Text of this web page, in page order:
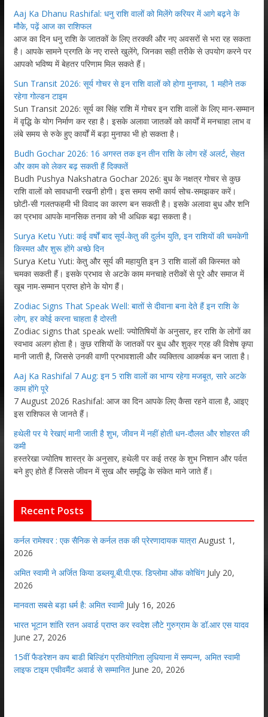
Aaj Ka Dhanu Rashifal: धनु राशि वालों को मिलेंगे करियर में आगे बढ़ने के
मौके, पढ़ें आज का राशिफल
आज का दिन धनु राशि के जातकों के लिए तरक्की और नए अवसरों से भरा रह सकता
है। आपके सामने प्रगति के नए रास्ते खुलेंगे, जिनका सही तरीके से उपयोग करने पर
आपको भविष्य में बेहतर परिणाम मिल सकते हैं।
Sun Transit 2026: सूर्य गोचर से इन राशि वालों को होगा मुनाफा, 1 महीने तक
रहेगा गोल्डन टाइम
Sun Transit 2026: सूर्य का सिंह राशि में गोचर इन राशि वालों के लिए मान-सम्मान
में वृद्धि के योग निर्माण कर रहा है। इसके अलावा जातकों को कार्यों में मनचाहा लाभ व
लंबे समय से रुके हुए कार्यों में बड़ा मुनाफा भी हो सकता है।
Budh Gochar 2026: 16 अगस्त तक इन तीन राशि के लोग रहें अलर्ट, सेहत
और काम को लेकर बढ़ सकती हैं दिक्कतें
Budh Pushya Nakshatra Gochar 2026: बुध के नक्षत्र गोचर से कुछ
राशि वालों को सावधानी रखनी होगी। इस समय सभी कार्य सोच-समझकर करें।
छोटी-सी गलतफहमी भी विवाद का कारण बन सकती है। इसके अलावा बुध और शनि
का प्रभाव आपके मानसिक तनाव को भी अधिक बढ़ा सकता है।
Surya Ketu Yuti: कई वर्षों बाद सूर्य-केतु की दुर्लभ युति, इन राशियों की चमकेगी
किस्मत और शुरू होंगे अच्छे दिन
Surya Ketu Yuti: केतु और सूर्य की महायुति इन 3 राशि वालों की किस्मत को
चमका सकती हैं। इसके प्रभाव से अटके काम मनचाहे तरीकों से पूरे और समाज में
खूब नाम-सम्मान प्राप्त होने के योग हैं।
Zodiac Signs That Speak Well: बातों से दीवाना बना देते हैं इन राशि के
लोग, हर कोई करना चाहता है दोस्ती
Zodiac signs that speak well: ज्योतिषियों के अनुसार, हर राशि के लोगों का
स्वभाव अलग होता है। कुछ राशियों के जातकों पर बुध और शुक्र ग्रह की विशेष कृपा
मानी जाती है, जिससे उनकी वाणी प्रभावशाली और व्यक्तित्व आकर्षक बन जाता है।
Aaj Ka Rashifal 7 Aug: इन 5 राशि वालों का भाग्य रहेगा मजबूत, सारे अटके
काम होंगे पूरे
7 August 2026 Rashifal: आज का दिन आपके लिए कैसा रहने वाला है, आइए
इस राशिफल से जानते हैं।
हथेली पर ये रेखाएं मानी जाती है शुभ, जीवन में नहीं होती धन-दौलत और शोहरत की
कमी
हस्तरेखा ज्योतिष शास्त्र के अनुसार, हथेली पर कई तरह के शुभ निशान और पर्वत
बने हुए होते हैं जिससे जीवन में सुख और समृद्धि के संकेत माने जाते हैं।
Recent Posts
कर्नल रामेश्वर : एक सैनिक से कर्नल तक की प्रेरणादायक यात्रा August 1,
2026
अमित स्वामी ने अर्जित किया डब्लयू.बी.पी.एफ. डिप्लोमा ऑफ कोचिंग July 20,
2026
मानवता सबसे बड़ा धर्म है: अमित स्वामी July 16, 2026
भारत भूटान शांति रतन अवार्ड प्राप्त कर स्वदेश लौटे गुरुग्राम के डॉ.आर एस यादव
June 27, 2026
15वीं फैडरेशन कप बाडी बिल्डिंग प्रतियोगिता लुधियाना में सम्पन्न, अमित स्वामी
लाइफ टाइम एचीवमैंट अवार्ड से सम्मानित June 20, 2026